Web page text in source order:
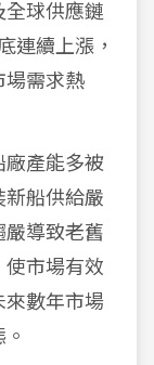
球供應鏈
連續上漲，
場需求熱
廠產能多被
船供給嚴
導致老舊
市場有效
來數年市場